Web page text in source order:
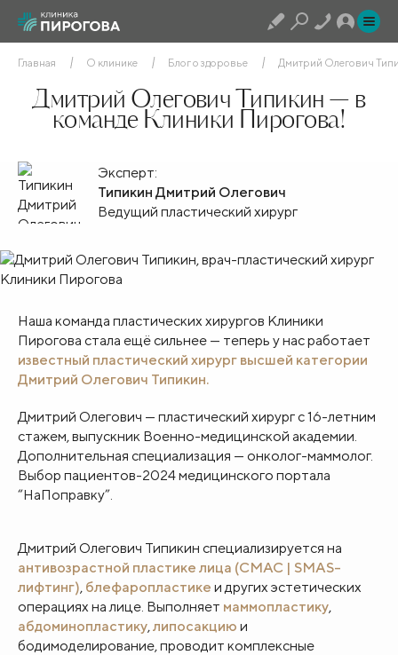
Главная О клинике Блог о здоровье Дмитрий Олегович
Дмитрий Олегович Типикин — в
команде Клиники Пирогова!
Эксперт:
Типикин Дмитрий Олегович
Ведущий пластический хирург
Наша команда пластических хирургов Клиники
Пирогова стала ещё сильнее — теперь у нас работает
известный пластический хирург высшей категории
Дмитрий Олегович Типикин.
Дмитрий Олегович — пластический хирург с 16-летним
стажем, выпускник Военно-медицинской академии.
Дополнительная специализация — онколог-маммолог.
Выбор пациентов-2024 медицинского портала
“НаПоправку”.
Дмитрий Олегович Типикин специализируется на
антивозрастной пластике лица (СМАС | SMAS-
лифтинг), блефаропластике и других эстетических
операциях на лице. Выполняет маммопластику,
абдоминопластику,липосакцию и
бодимоделирование, проводит комплексные